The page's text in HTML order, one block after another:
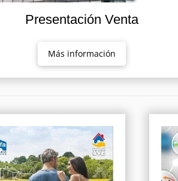
Presentación Venta
Más información